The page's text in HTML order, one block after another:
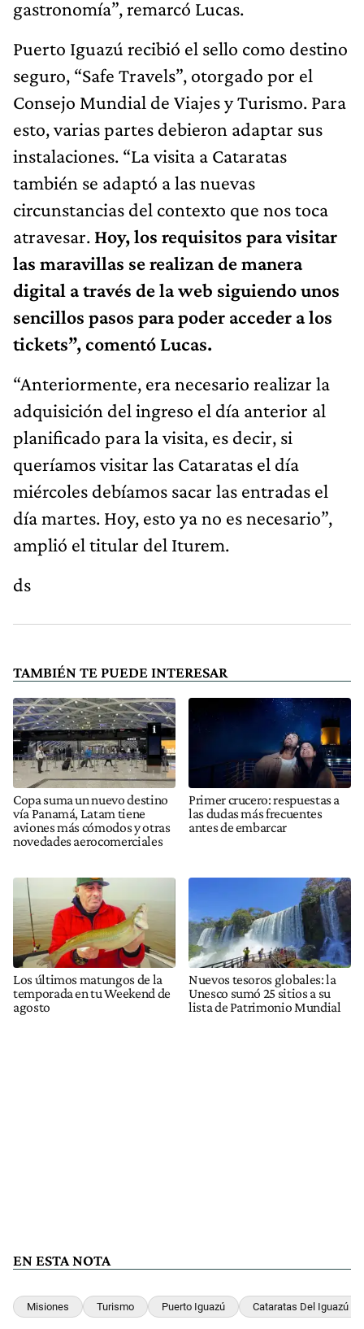
gastronomía”, remarcó Lucas.
Puerto Iguazú recibió el sello como destino
seguro, “Safe Travels”, otorgado por el
Consejo Mundial de Viajes y Turismo. Para
esto, varias partes debieron adaptar sus
instalaciones. “La visita a Cataratas
también se adaptó a las nuevas
circunstancias del contexto que nos toca
atravesar. Hoy, los requisitos para visitar
las maravillas se realizan de manera
digital a través de la web siguiendo unos
sencillos pasos para poder acceder a los
tickets”, comentó Lucas.
“Anteriormente, era necesario realizar la
adquisición del ingreso el día anterior al
planificado para la visita, es decir, si
queríamos visitar las Cataratas el día
miércoles debíamos sacar las entradas el
día martes. Hoy, esto ya no es necesario”,
amplió el titular del Iturem.
ds
TAMBIÉN TE PUEDE INTERESAR
Copa suma un nuevo destino
vía Panamá, Latam tiene
aviones más cómodos y otras
novedades aerocomerciales
Primer crucero: respuestas a
las dudas más frecuentes
antes de embarcar
Los últimos matungos de la
temporada en tu Weekend de
agosto
Nuevos tesoros globales: la
Unesco sumó 25 sitios a su
lista de Patrimonio Mundial
EN ESTA NOTA
Misiones Turismo Puerto Iguazú Cataratas Del Iguazú